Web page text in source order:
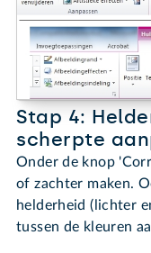
Stap 4:
scherpte
Onder de knop
of zachter maken.
helderheid (lichter
tussen de kleuren